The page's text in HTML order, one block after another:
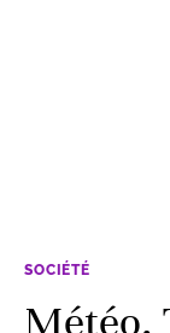
SOCIÉTÉ
Météo.